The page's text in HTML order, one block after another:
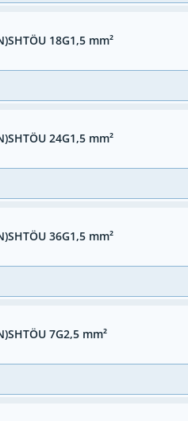
18G1,5 mm²
24G1,5 mm²
36G1,5 mm²
7G2,5 mm²